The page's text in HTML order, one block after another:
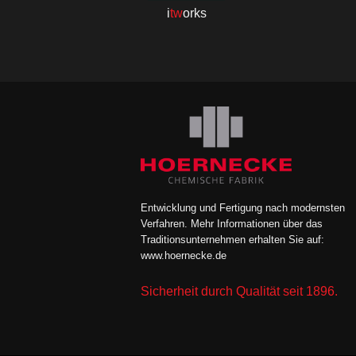
itworks
Entwicklung und Fertigung nach modernsten
Verfahren. Mehr Informationen über das
Traditionsunternehmen erhalten Sie auf:
www.hoernecke.de
Sicherheit durch Qualität seit 1896.